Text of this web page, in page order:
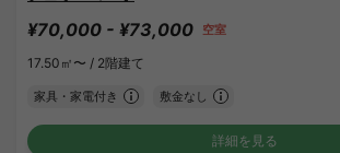
¥70,000 - ¥73,000 空室
17.50㎡〜 / 2階建て
家具・家電付き 敷金なし
詳細を見る